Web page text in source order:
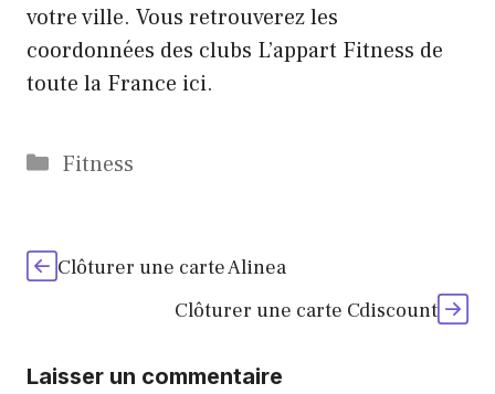
votre ville. Vous retrouverez les
coordonnées des clubs L’appart Fitness de
toute la France ici.
Catégories
Fitness
Clôturer une carte Alinea
Clôturer une carte Cdiscount
Laisser un commentaire